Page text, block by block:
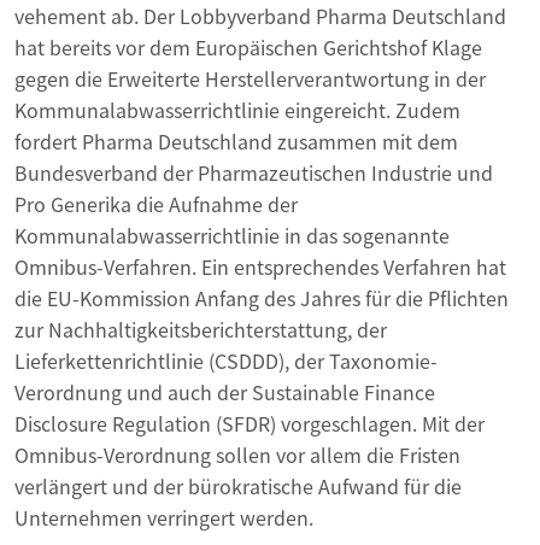
vehement ab. Der Lobbyverband Pharma Deutschland
hat bereits vor dem Europäischen Gerichtshof Klage
gegen die Erweiterte Herstellerverantwortung in der
Kommunalabwasserrichtlinie eingereicht. Zudem
fordert Pharma Deutschland zusammen mit dem
Bundesverband der Pharmazeutischen Industrie und
Pro Generika die Aufnahme der
Kommunalabwasserrichtlinie in das sogenannte
Omnibus-Verfahren. Ein entsprechendes Verfahren hat
die EU-Kommission Anfang des Jahres für die Pflichten
zur Nachhaltigkeitsberichterstattung, der
Lieferkettenrichtlinie (CSDDD), der Taxonomie-
Verordnung und auch der Sustainable Finance
Disclosure Regulation (SFDR) vorgeschlagen. Mit der
Omnibus-Verordnung sollen vor allem die Fristen
verlängert und der bürokratische Aufwand für die
Unternehmen verringert werden.